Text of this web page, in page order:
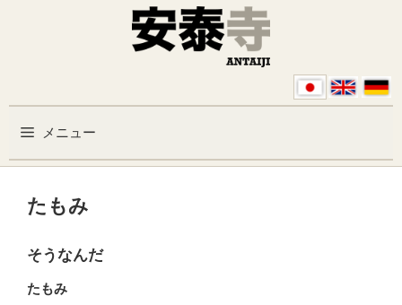
コンテンツへスキップ
メニュー
たもみ
そうなんだ
たもみ